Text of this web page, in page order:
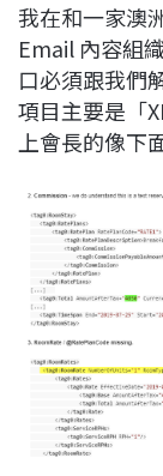
我在和一家澳
Email 內容組
口必須跟我們
項目主要是「
上會長的像下